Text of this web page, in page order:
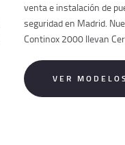
venta e instalación de
seguridad en Madrid.
Continox 2000 llevan
VER MODELOS